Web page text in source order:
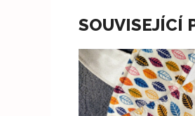
SOUVISEJÍCÍ